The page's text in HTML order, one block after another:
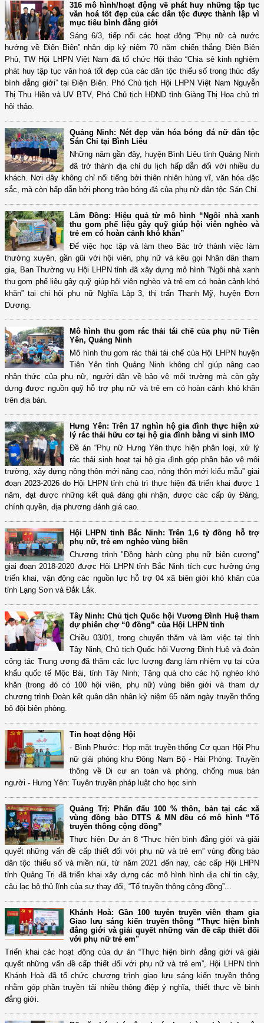
316 mô hình/hoạt động về phát huy những tập tục
văn hoá tốt đẹp của các dân tộc được thành lập vì
mục tiêu bình đẳng giới
Sáng 6/3, tiếp nối các hoạt động “Phụ nữ cả nước
hướng về Điện Biên” nhân dịp kỷ niệm 70 năm chiến thắng Điện Biên
Phủ, TW Hội LHPN Việt Nam đã tổ chức Hội thảo “Chia sẻ kinh nghiệm
phát huy tập tục văn hoá tốt đẹp của các dân tộc thiểu số trong thúc đẩy
bình đẳng giới” tại Điện Biên. Phó Chủ tịch Hội LHPN Việt Nam Nguyễn
Thị Thu Hiền và UV BTV, Phó Chủ tịch HĐND tỉnh Giàng Thị Hoa chủ trì
hội thảo.
Quảng Ninh: Nét đẹp văn hóa bóng đá nữ dân tộc
Sán Chỉ tại Bình Liêu
Những năm gần đây, huyện Bình Liêu tỉnh Quảng Ninh
đã trở thành địa chỉ du lịch hấp dẫn đối với nhiều du
khách. Nơi đây không chỉ nổi tiếng bởi thiên nhiên hùng vĩ, văn hóa đặc
sắc, mà còn hấp dẫn bởi phong trào bóng đá của phụ nữ dân tộc Sán Chỉ.
Lâm Đồng: Hiệu quả từ mô hình “Ngôi nhà xanh
thu gom phế liệu gây quỹ giúp hội viên nghèo và
trẻ em có hoàn cảnh khó khăn”
Để việc học tập và làm theo Bác trở thành việc làm
thường xuyên, gần gũi với hội viên, phụ nữ và kêu gọi Nhân dân tham
gia, Ban Thường vụ Hội LHPN tỉnh đã xây dựng mô hình “Ngôi nhà xanh
thu gom phế liệu gây quỹ giúp hội viên nghèo và trẻ em có hoàn cảnh khó
khăn” tại chi hội phụ nữ Nghĩa Lập 3, thị trấn Thạnh Mỹ, huyện Đơn
Dương.
Mô hình thu gom rác thải tái chế của phụ nữ Tiên
Yên, Quảng Ninh
Mô hình thu gom rác thải tái chế của Hội LHPN huyện
Tiên Yên tỉnh Quảng Ninh không chỉ giúp nâng cao
nhận thức của phụ nữ, người dân về bảo vệ môi trường mà còn gây
dựng được nguồn quỹ hỗ trợ phụ nữ và trẻ em có hoàn cảnh khó khăn
trên địa bàn.
Hưng Yên: Trên 17 nghìn hộ gia đình thực hiện xử
lý rác thải hữu cơ tại hộ gia đình bằng vi sinh IMO
Đề án “Phụ nữ Hưng Yên thực hiện phân loại, xử lý
rác thải sinh hoạt tại hộ gia đình góp phần bảo vệ môi
trường, xây dựng nông thôn mới nâng cao, nông thôn mới kiểu mẫu” giai
đoạn 2023-2026 do Hội LHPN tỉnh chủ trì thực hiện đã triển khai được 1
năm, đạt được những kết quả đáng ghi nhận, được các cấp ủy Đảng,
chính quyền, địa phương đánh giá cao.
Hội LHPN tỉnh Bắc Ninh: Trên 1,6 tỷ đồng hỗ trợ
phụ nữ, trẻ em nghèo vùng biên
Chương trình "Đồng hành cùng phụ nữ biên cương"
giai đoạn 2018-2020 được Hội LHPN tỉnh Bắc Ninh tích cực hưởng ứng
triển khai, vận động các nguồn lực hỗ trợ 04 xã biên giới khó khăn của
tỉnh Lạng Sơn và Đắk Lắk.
Tây Ninh: Chủ tịch Quốc hội Vương Đình Huệ tham
dự phiên chợ “0 đồng” của Hội LHPN tỉnh
Chiều 03/01, trong chuyến thăm và làm việc tại tỉnh
Tây Ninh, Chủ tịch Quốc hội Vương Đình Huệ và đoàn
công tác Trung ương đã thăm các lực lượng đang làm nhiệm vụ tại cửa
khẩu quốc tế Mộc Bài, tỉnh Tây Ninh; Tặng quà cho các hộ nghèo khó
khăn (trong đó có 100 hội viên, phụ nữ) vùng biên giới và tham dự
chương trình Đoàn kết quân dân nhân kỷ niệm 65 năm ngày truyền thống
bộ đội biên phòng.
Tin hoạt động Hội
- Bình Phước: Họp mặt truyền thống Cơ quan Hội Phụ
nữ giải phóng khu Đông Nam Bộ - Hải Phòng: Truyền
thông về Di cư an toàn và phòng, chống mua bán
người - Hưng Yên: Tuyên truyền pháp luật cho học sinh
Quảng Trị: Phấn đấu 100 % thôn, bản tại các xã
vùng đồng bào DTTS & MN đều có mô hình “Tổ
truyền thông cộng đồng”
Thực hiện Dự án 8 “Thực hiện bình đẳng giới và giải
quyết những vấn đề cấp thiết đối với phụ nữ và trẻ em” vùng đồng bào
dân tộc thiểu số và miền núi, từ năm 2021 đến nay, các cấp Hội LHPN
tỉnh Quảng Trị đã triển khai xây dựng các mô hình hình địa chỉ tin cậy,
câu lạc bộ thủ lĩnh của sự thay đổi, “Tổ truyền thông cộng đồng”...
Khánh Hoà: Gần 100 tuyên truyền viên tham gia
Giao lưu sáng kiến truyền thông “Thực hiện bình
đẳng giới và giải quyết những vấn đề cấp thiết đối
với phụ nữ trẻ em"
Triển khai các hoạt động của dự án “Thực hiện bình đẳng giới và giải
quyết những vấn đề cấp thiết đối với phụ nữ và trẻ em”, Hội LHPN tỉnh
Khánh Hoà đã tổ chức chương trình giao lưu sáng kiến truyền thông
nhằm góp phần truyền tải nhiều thông điệp ý nghĩa, thiết thực về bình
đẳng giới.